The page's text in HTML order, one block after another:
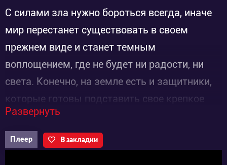
С силами зла нужно бороться всегда, иначе
мир перестанет существовать в своем
прежнем виде и станет темным
воплощением, где не будет ни радости, ни
света. Конечно, на земле есть и защитники,
которые готовы подставить свое крепкое
плечо и защитить обычных людей от темных
сил. Но все может пойти совсем не так, как
ожидалось, а события примут совершенно
Развернуть
Плеер В закладки